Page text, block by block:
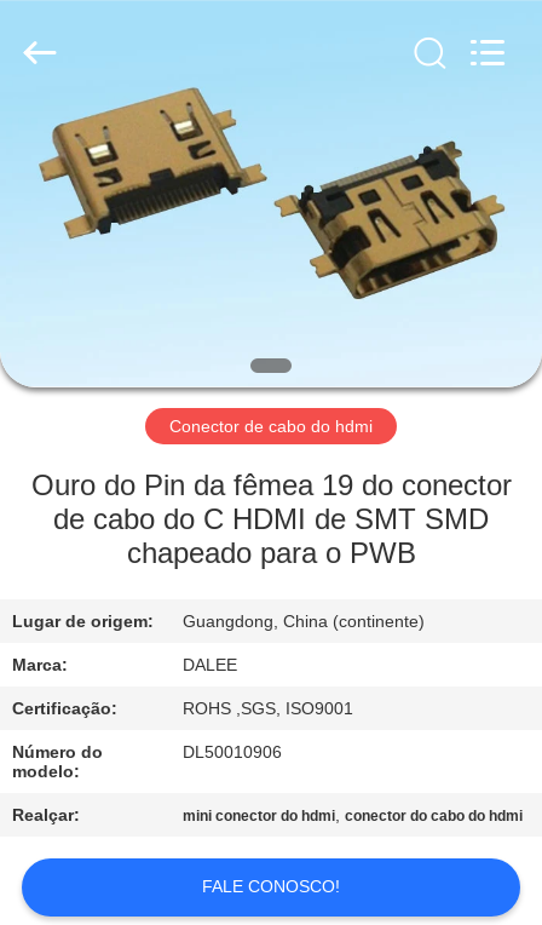
CASA
PRODUTOS
EXCURSÃO
FÁBRICA
CONTROLE
QUALIDADE
CONTACTE-
NOS
PEÇA
UMAS
CITAÇÕES
2019
Reserved.
Conector de cabo do hdmi
Ouro do Pin da fêmea 19 do conector
de cabo do C HDMI de SMT SMD
chapeado para o PWB
Lugar de origem: Guangdong, China (continente)
Marca: DALEE
Certificação: ROHS ,SGS, ISO9001
Número do
modelo:
DL50010906
Realçar: mini conector do hdmi,conector do cabo do hdmi
FALE CONOSCO!